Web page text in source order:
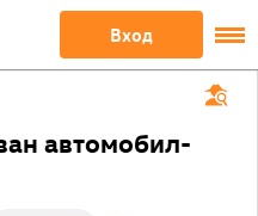
Вход
автомобил-